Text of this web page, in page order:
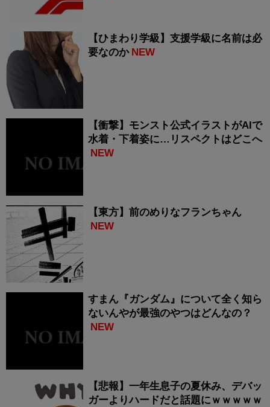
【ひまわり学級】支援学級に名前は必
要なのか NEW
【衝撃】モンスト公式イラストがAIで
水着・下着姿に…リスペクトはどこへ
NEW
【東方】前のめりなフランちゃん
NEW
すまん『ガンダム』について全く知ら
ないんやが最強のやつはどんなの？
NEW
【悲報】一年生息子の夏休み、デバッ
ガーよりハードだと話題にｗｗｗｗｗ